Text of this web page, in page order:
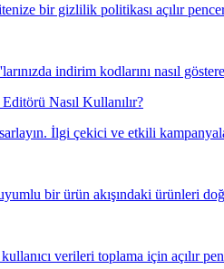
bir gizlilik politikası açılır
indirim kodlarını nasıl
Nasıl Kullanılır?
İlgi çekici ve etkili
bir ürün akışındaki ürünleri
verileri toplama için açılır